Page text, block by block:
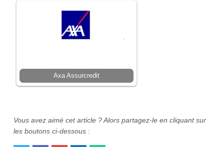
Axa Assurcredit
Vous avez aimé cet article ? Alors partagez-le en cliquant sur
les boutons ci-dessous :